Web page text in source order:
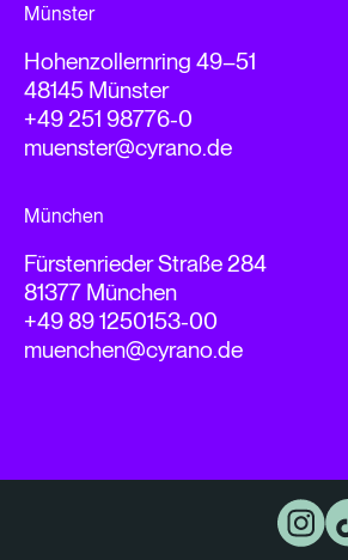
Münster
Hohenzollernring 49–51
48145 Münster
+49 251 98776-0
muenster@cyrano.de
München
Fürstenrieder Straße 284
81377 München
+49 89 1250153-00
muenchen@cyrano.de